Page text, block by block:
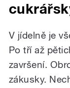
V jídelně je
Po tří až
završení.
zákusky.